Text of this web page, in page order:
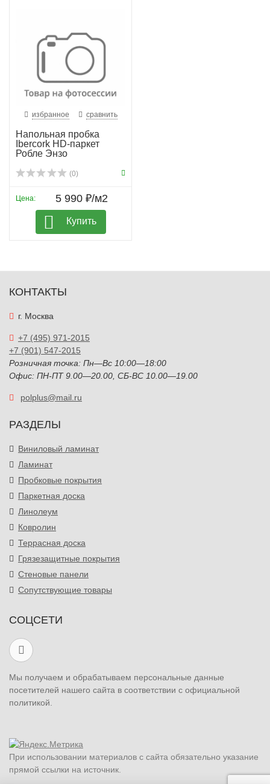
избранное сравнить
Напольная пробка
Ibercork HD-паркет
Робле Энзо
(0)
Цена: 5 990 ₽/м2
Купить
КОНТАКТЫ
г. Москва
+7 (495) 971-2015
+7 (901) 547-2015
Розничная точка: Пн—Вс 10:00—18:00
Офис: ПН-ПТ 9.00—20.00, СБ-ВС 10.00—19.00
polplus@mail.ru
РАЗДЕЛЫ
Виниловый ламинат
Ламинат
Пробковые покрытия
Паркетная доска
Линолеум
Ковролин
Террасная доска
Грязезащитные покрытия
Стеновые панели
Сопутствующие товары
СОЦСЕТИ
Мы получаем и обрабатываем персональные данные
посетителей нашего сайта в соответствии с официальной
политикой.
При использовании материалов с сайта обязательно указание
прямой ссылки на источник.